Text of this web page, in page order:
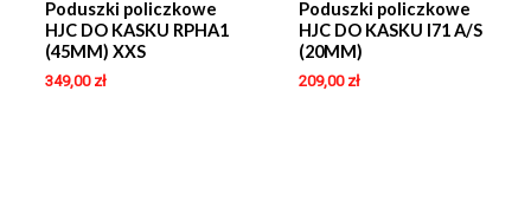
Poduszki policzkowe
HJC DO KASKU RPHA1
(45MM) XXS
349,00 zł
Poduszki policzkowe
HJC DO KASKU I71 A/S
(20MM)
209,00 zł